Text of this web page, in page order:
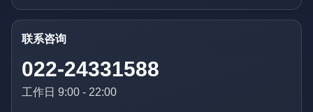
联系咨询
022-24331588
工作日 9:00 - 22:00